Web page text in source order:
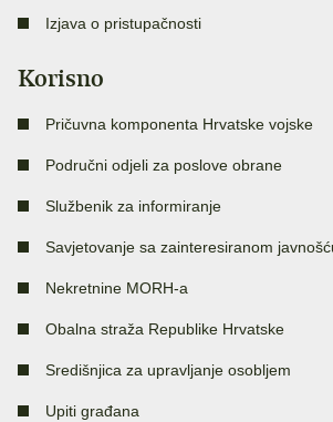
Izjava o pristupačnosti
Korisno
Pričuvna komponenta Hrvatske vojske
Područni odjeli za poslove obrane
Službenik za informiranje
Savjetovanje sa zainteresiranom
Nekretnine MORH-a
Obalna straža Republike Hrvatske
Središnjica za upravljanje osobljem
Upiti građana